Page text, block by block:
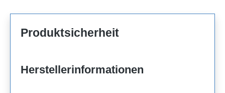
Produktsicherheit
Herstellerinformationen